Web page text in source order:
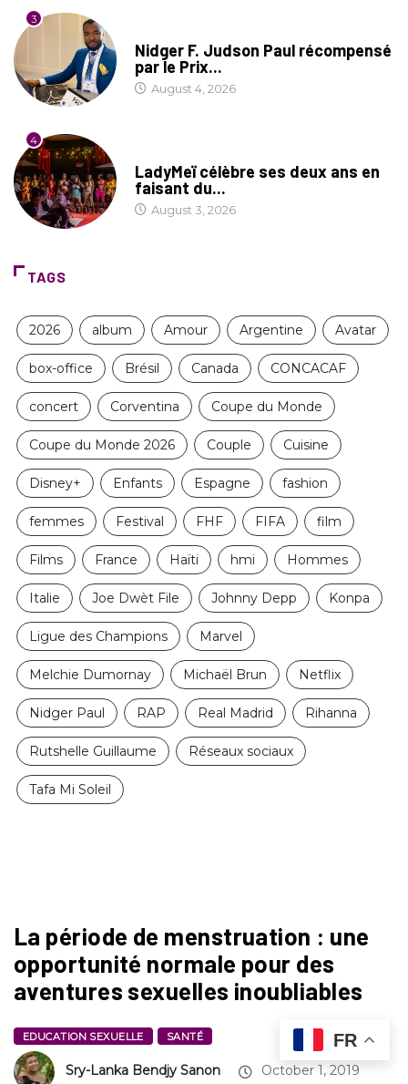
3
Nidger F. Judson Paul récompensé
par le Prix...
August 4, 2026
4
LadyMeï célèbre ses deux ans en
faisant du...
August 3, 2026
TAGS
2026 album Amour Argentine Avatar
box-office Brésil Canada CONCACAF
concert Corventina Coupe du Monde
Coupe du Monde 2026 Couple Cuisine
Disney+ Enfants Espagne fashion
femmes Festival FHF FIFA film
Films France Haïti hmi Hommes
Italie Joe Dwèt File Johnny Depp Konpa
Ligue des Champions Marvel
Melchie Dumornay Michaël Brun Netflix
Nidger Paul RAP Real Madrid Rihanna
Rutshelle Guillaume Réseaux sociaux
Tafa Mi Soleil
La période de menstruation : une
opportunité normale pour des
aventures sexuelles inoubliables
EDUCATION SEXUELLE SANTÉ
Sry-Lanka Bendjy Sanon October 1, 2019
FR